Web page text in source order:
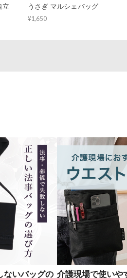
立
うさぎ マルシェバッグ
¥1,650
ないバッグの 介護現場で使いや